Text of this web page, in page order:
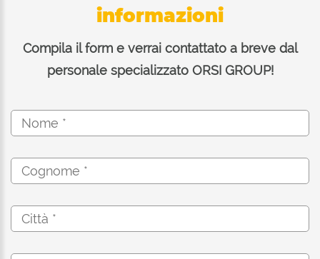
informazioni
Compila il form e verrai contattato a breve dal
personale specializzato ORSI GROUP!